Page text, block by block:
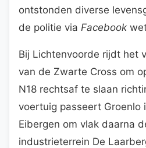
ontstonden diverse
de politie via Facebook
Bij Lichtenvoorde rijdt het
van de Zwarte Cross om
N18 rechtsaf te slaan
voertuig passeert Groenlo
Eibergen om vlak daarna
industrieterrein De